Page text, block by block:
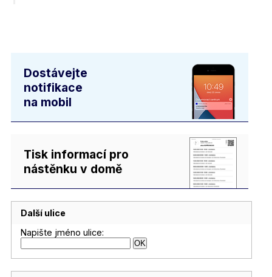
Dostávejte
notifikace
na mobil
Tisk informací pro
nástěnku v domě
Další ulice
Napište jméno ulice: